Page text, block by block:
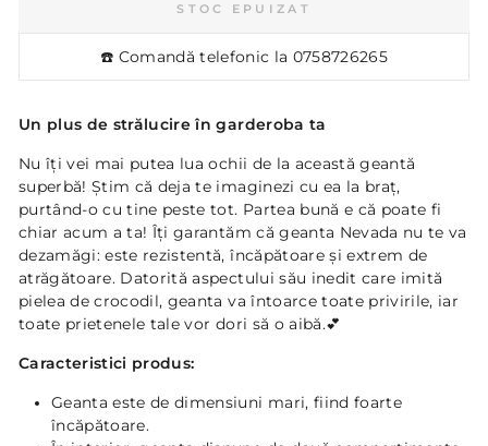
STOC EPUIZAT
☎️ Comandă telefonic la 0758726265
Un plus de strălucire în garderoba ta
Nu îţi vei mai putea lua ochii de la această geantă
superbă! Ştim că deja te imaginezi cu ea la braţ,
purtând-o cu tine peste tot. Partea bună e că poate fi
chiar acum a ta! Îţi garantăm că geanta Nevada nu te va
dezamăgi: este rezistentă, încăpătoare şi extrem de
atrăgătoare. Datorită aspectului său inedit care imită
pielea de crocodil, geanta va întoarce toate privirile, iar
toate prietenele tale vor dori să o aibă.💕
Caracteristici produs:
Geanta este de dimensiuni mari, fiind foarte
încăpătoare.